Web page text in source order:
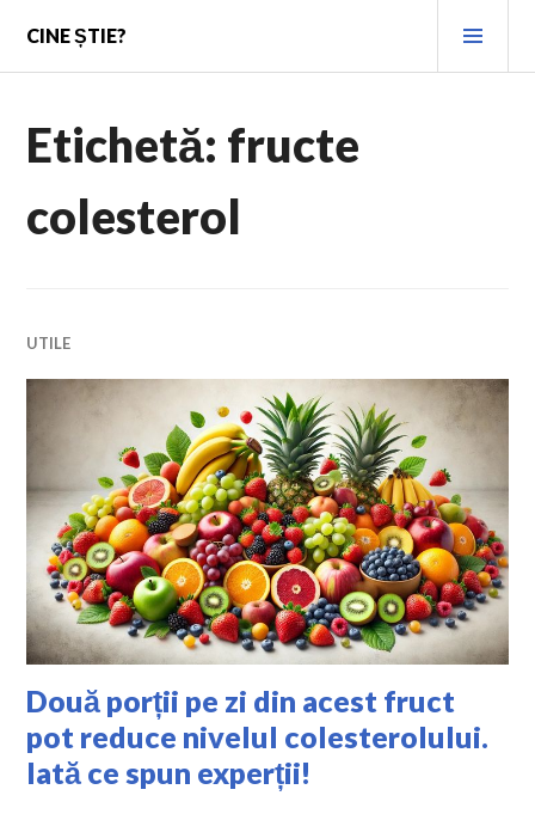
content
CINE ȘTIE?
Etichetă: fructe
colesterol
UTILE
Două porții pe zi din acest fruct
pot reduce nivelul colesterolului.
Iată ce spun experții!